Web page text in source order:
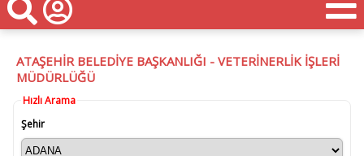
ATAŞEHİR BELEDİYE BAŞKANLIĞI - VETERİNERLİK İŞLERİ
MÜDÜRLÜĞÜ
Hızlı Arama
Şehir